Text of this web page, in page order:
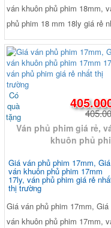
ván khuôn phủ phim 18mm,
phủ phim 18 mm 18ly giá rẻ
thị trường. Kích thước Dài
1220mm x Rộng 2440mm.
gỗ AA: Keo, cao su, bạch
Lực ép: 155 tấn/m3, Keo chống
thấm nước WBP, Melamin và
Phenol. Xử lý 4 cạnh : Sơn
chống thấm nước. Loại phim :
Dynea màu đen nhập khẩu
Quốc, Singapore và Malaysia.
-0%
Có
quà
tặng
Ván phủ phim giá rẻ,
khuôn phủ
Giá ván phủ phim 17mm, Giá
ván khuôn phủ phim 17mm
17ly, ván phủ phim giá rẻ
thị trường
Giá ván phủ phim 17mm, Giá
ván khuôn phủ phim 17mm,